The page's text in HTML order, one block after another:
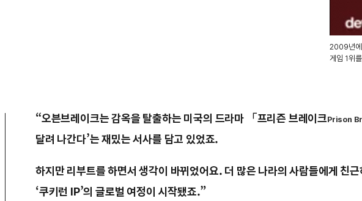
2009년에
게임 1위
“오븐브레이크는 감옥을 탈출하는 미국의 드라마 「프리즌 브레이크Prison
달려 나간다’는 재밌는 서사를 담고 있었죠.
하지만 리부트를 하면서 생각이 바뀌었어요. 더 많은 나라의 사람들에게 친
‘쿠키런 IP’의 글로벌 여정이 시작됐죠.”